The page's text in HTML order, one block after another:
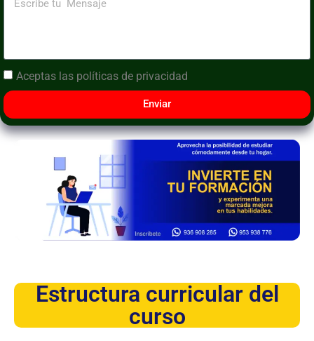
Aceptas las políticas de privacidad
Enviar
Estructura curricular del
curso